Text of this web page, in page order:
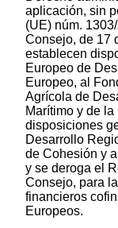
aplicación, sin
(UE) núm.
Consejo, de 17
establecen
Europeo de
Europeo, al
Agrícola de
Marítimo y de
disposiciones
Desarrollo
de Cohesión y
y se deroga el
Consejo, para
financieros
Europeos.